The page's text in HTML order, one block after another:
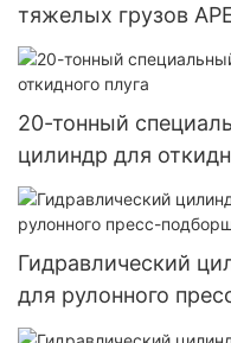
тяжелых грузов
20-тонный
цилиндр для
Гидравлический
для рулонного